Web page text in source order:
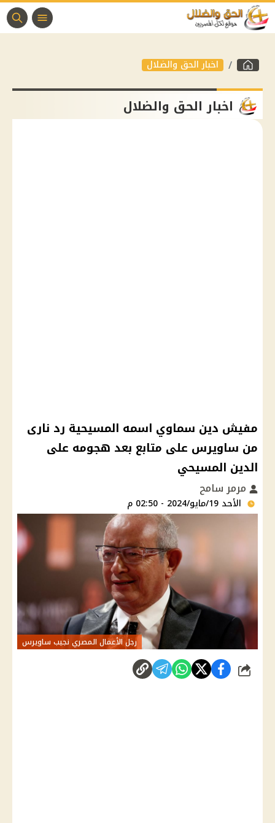
اخبار الحق والضلال
اخبار الحق والضلال
مفيش دين سماوي اسمه المسيحية رد نارى
من ساويرس على متابع بعد هجومه على
الدين المسيحي
مرمر سامح
الأحد 19/مايو/2024 - 02:50 م
رجل الأعمال المصري نجيب ساويرس
شارك